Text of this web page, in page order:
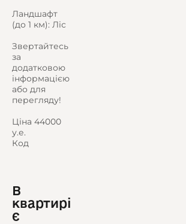
Ландшафт
(до 1 км): Ліс
Звертайтесь
за
додатковою
інформацією
або для
перегляду!
Ціна 44000
у.е.
Код
В
квартирі
є